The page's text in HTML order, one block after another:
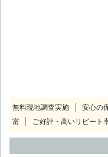
無料現地調査実施 安心の
富
ご好評・高いリピート